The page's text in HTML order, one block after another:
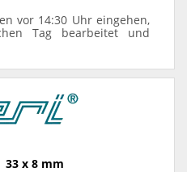
vor 14:30 Uhr eingehen,
Tag bearbeitet und
33 x 8 mm